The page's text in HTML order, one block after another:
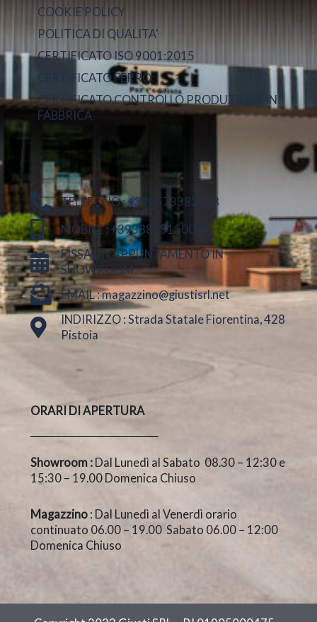
COOKIE POLICY
POLITICA DI QUALITA'
CERTIFICATO ISO 9001:2015
CERTIFICATO FERRO
CERTIFICATO CONTROLLO PRODUZIONE IN
FABBRICA
TELEFONO : +390573382578
MOBILE : +393887515004
FISSA UN APPUNTAMENTO IN
SHOWROOM
EMAIL : magazzino@giustisrl.net
INDIRIZZO : Strada Statale Fiorentina, 428
Pistoia
ORARI DI APERTURA
Showroom : Dal Lunedì al Sabato 08.30 – 12:30 e
15:30 – 19.00 Domenica Chiuso
Magazzino : Dal Lunedì al Venerdì orario
continuato 06.00 – 19.00 Sabato 06.00 – 12:00
Domenica Chiuso